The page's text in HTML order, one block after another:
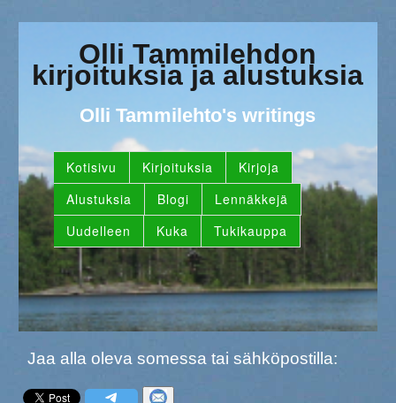
Olli Tammilehdon
kirjoituksia ja alustuksia
Olli Tammilehto's writings
Kotisivu Kirjoituksia
Kirjoja
Alustuksia
Blogi
Lennäkkejä
Uudelleen
Kuka Tukikauppa
Jaa alla oleva somessa tai sähköpostilla: